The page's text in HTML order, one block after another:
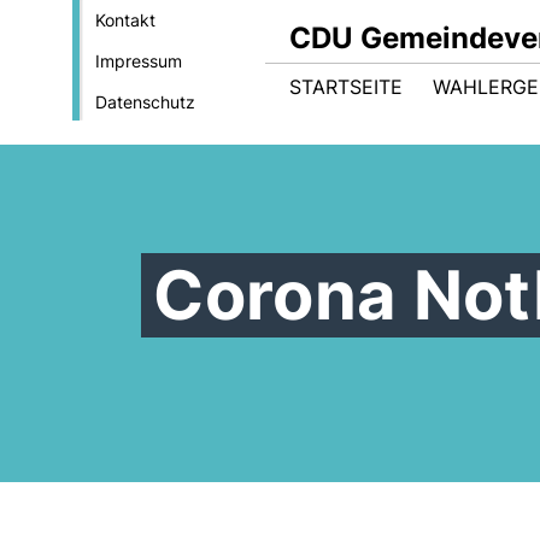
Kontakt
Impressum
Datenschutz
CDU
STARTSEITE
Corona